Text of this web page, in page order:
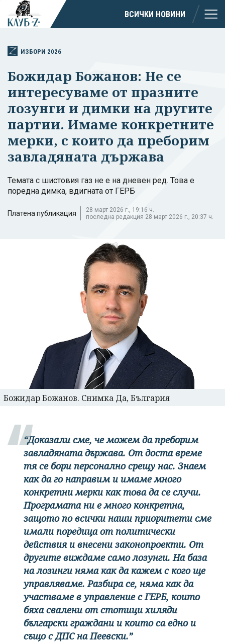
ВСИЧКИ НОВИНИ
ИЗБОРИ 2026
Божидар Божанов: Не се
интересуваме от празните
лозунги и димки на другите
партии. Имаме конкретните
мерки, с които да преборим
завладяната държава
Темата с шистовия газ не е на дневен ред. Това е
поредна димка, вдигната от ГЕРБ
Платена публикация
28 март 2026 г., 19:16 ч.
последна редакция 28 март 2026 г., 20:37 ч.
Божидар Божанов. Снимка Да, България
“Доказали сме, че можем да преборим
завладяната държава. От доста време
тя се бори персонално срещу нас. Знаем
как да го направим и имаме много
конкретни мерки как това да се случи.
Програмата ни е много конкретна,
защото по всички наши приоритети сме
имали поредица от политически
действия и внесени законопроекти. От
другите виждаме само лозунги. На база
на лозинги няма как да кажем с кого ще
управляваме. Разбира се, няма как да
участваме в управление с ГЕРБ, които
бяха свалени от стотици хиляди
български граждани и които са едно и
също с ДПС на Пеевски.”